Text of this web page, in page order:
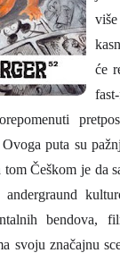
će
puta su
Češkom je da
andergraund
bendova,
svoju značajnu